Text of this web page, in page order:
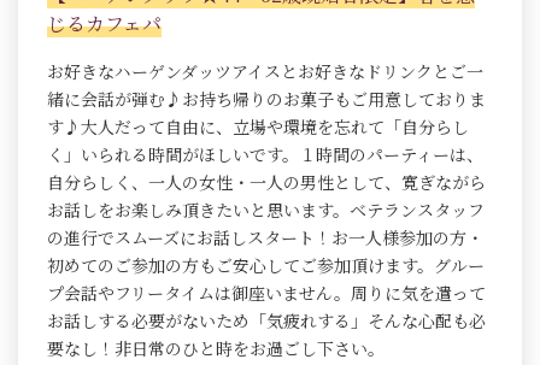
じるカフェパ
お好きなハーゲンダッツアイスとお好きなドリンクとご一
緒に会話が弾む♪お持ち帰りのお菓子もご用意しておりま
す♪大人だって自由に、立場や環境を忘れて「自分らし
く」いられる時間がほしいです。１時間のパーティーは、
自分らしく、一人の女性・一人の男性として、寛ぎながら
お話しをお楽しみ頂きたいと思います。ベテランスタッフ
の進行でスムーズにお話しスタート！お一人様参加の方・
初めてのご参加の方もご安心してご参加頂けます。グルー
プ会話やフリータイムは御座いません。周りに気を遣って
お話しする必要がないため「気疲れする」そんな心配も必
要なし！非日常のひと時をお過ごし下さい。